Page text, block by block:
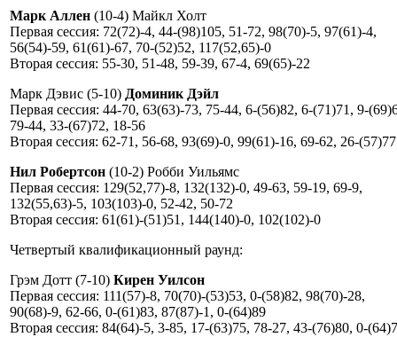
Марк Аллен (10-4) Майкл Холт
Первая сессия: 72(72)-4, 44-(98)105, 51-72, 98(70)-5, 97(61)-4,
56(54)-59, 61(61)-67, 70-(52)52, 117(52,65)-0
Вторая сессия: 55-30, 51-48, 59-39, 67-4, 69(65)-22
Марк Дэвис (5-10) Доминик Дэйл
Первая сессия: 44-70, 63(63)-73, 75-44, 6-(56)82, 6-(71)71, 9-
79-44, 33-(67)72, 18-56
Вторая сессия: 62-71, 56-68, 93(69)-0, 99(61)-16, 69-62, 26-(57)77
Нил Робертсон (10-2) Робби Уильямс
Первая сессия: 129(52,77)-8, 132(132)-0, 49-63, 59-19, 69-9,
132(55,63)-5, 103(103)-0, 52-42, 50-72
Вторая сессия: 61(61)-(51)51, 144(140)-0, 102(102)-0
Четвертый квалификационный раунд:
Грэм Дотт (7-10) Кирен Уилсон
Первая сессия: 111(57)-8, 70(70)-(53)53, 0-(58)82, 98(70)-28,
90(68)-9, 62-66, 0-(61)83, 87(87)-1, 0-(64)89
Вторая сессия: 84(64)-5, 3-85, 17-(63)75, 78-27, 43-(76)80, 0-